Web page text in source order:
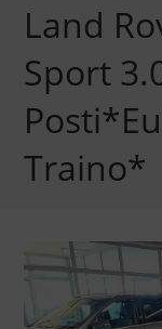
Land
Sport
Traino*